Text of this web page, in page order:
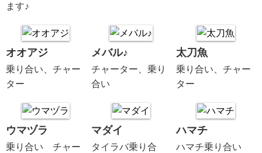
ます♪
オオアジ
乗り合い、チャー
ター
メバル♪
チャーター、乗り
合い
太刀魚
乗り合い、チャー
ター
ウマヅラ
乗り合い チャー
マダイ
タイラバ乗り合
ハマチ
ハマチ乗り合い